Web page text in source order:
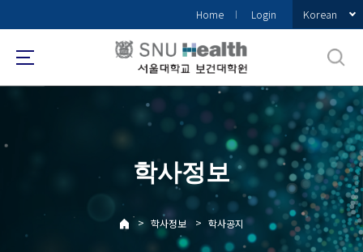
로
메
Home Login Korean
학사정보
> 학사정보 > 학사공지